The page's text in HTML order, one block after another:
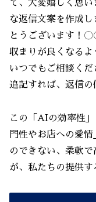
て、大変嬉しく思
な返信文案を作成
とうございます！
収まりが良くなる
いつでもご相談く
追記すれば、返信の
この「AIの効率性
門性やお店への愛
のできない、柔軟
が、私たちの提供す